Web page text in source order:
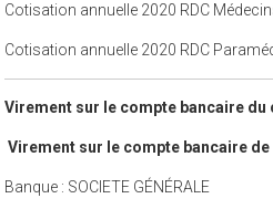
Cotisation annuelle 2020 RDC
Cotisation annuelle 2020 RDC
Virement sur le compte bancaire du
Virement sur le compte bancaire de
Banque : SOCIETE GÉNÉRALE